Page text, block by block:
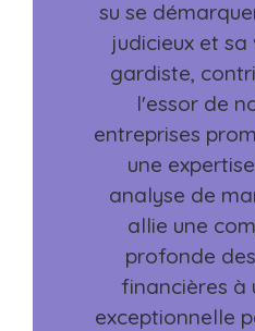
su se
judicieux et
gardiste,
l'essor de
entreprises
une
analyse de
allie une
profonde
financières à
exceptionnelle